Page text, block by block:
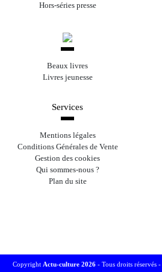
Hors-séries presse
Beaux livres
Livres jeunesse
Services
Mentions légales
Conditions Générales de Vente
Gestion des cookies
Qui sommes-nous ?
Plan du site
Copyright Actu-culture 2026 - Tous droits réservés -